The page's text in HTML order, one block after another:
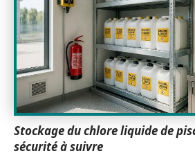
Stockage du chlore liquide de
sécurité à suivre